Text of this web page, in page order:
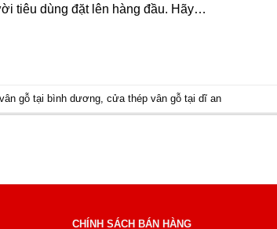
tiêu dùng đặt lên hàng đầu. Hãy…
gỗ tại bình dương ,cửa thép vân gỗ tại dĩ an
CHÍNH SÁCH BÁN HÀNG